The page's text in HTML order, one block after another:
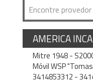
AMERICA
Mitre 1948 -
Móvil WSP
3414853312 -